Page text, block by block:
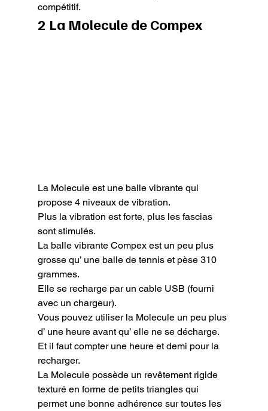
compétitif.
2 La Molecule de Compex
La Molecule est une balle vibrante qui
propose 4 niveaux de vibration.
Plus la vibration est forte, plus les fascias
sont stimulés.
La balle vibrante Compex est un peu plus
grosse qu’ une balle de tennis et pèse 310
grammes.
Elle se recharge par un cable USB (fourni
avec un chargeur).
Vous pouvez utiliser la Molecule un peu plus
d’ une heure avant qu’ elle ne se décharge.
Et il faut compter une heure et demi pour la
recharger.
La Molecule possède un revêtement rigide
texturé en forme de petits triangles qui
permet une bonne adhérence sur toutes les